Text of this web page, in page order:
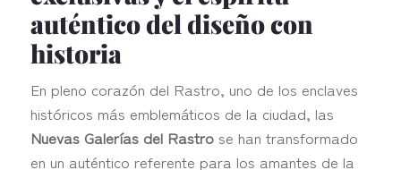
auténtico del diseño con
historia
En pleno corazón del Rastro, uno de los enclaves
históricos más emblemáticos de la ciudad, las
Nuevas Galerías del Rastrose han transformado
en un auténtico referente para los amantes de la